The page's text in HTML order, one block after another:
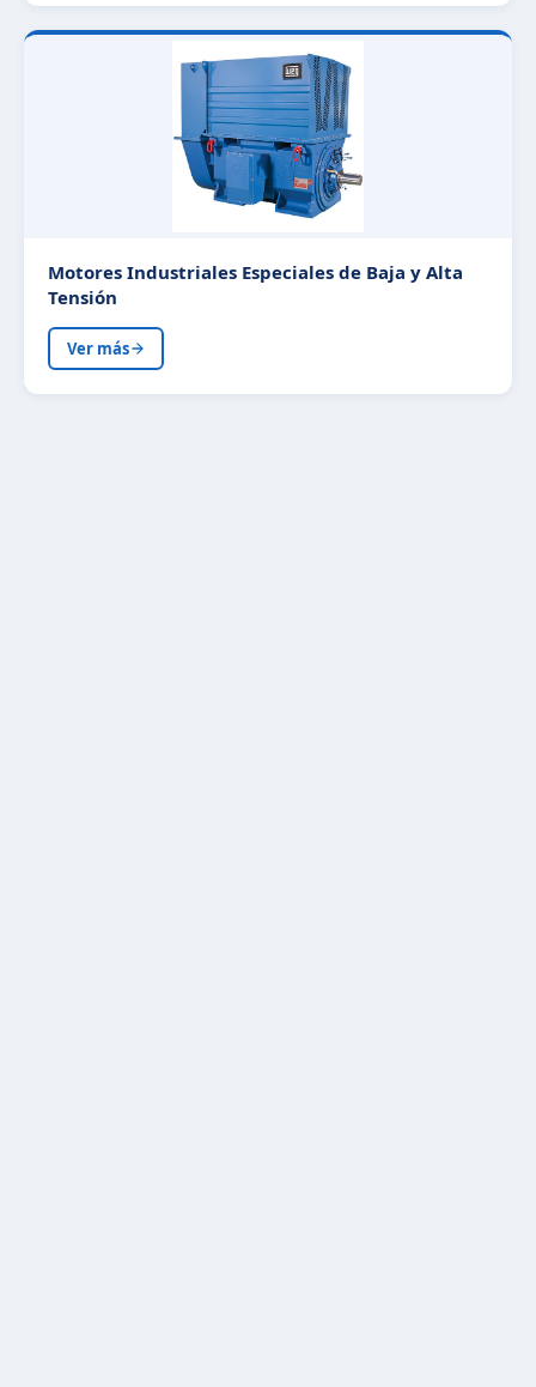
Motores Industriales Especiales de Baja y Alta
Tensión
Ver más